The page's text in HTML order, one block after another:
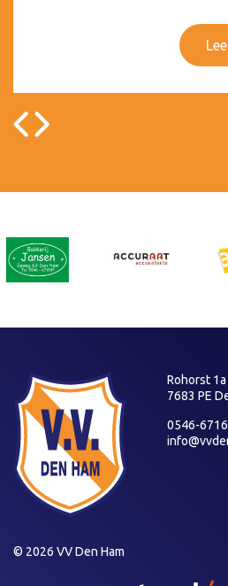
Rohorst 1a
7683 PE
0546-
© 2026 VV Den Ham